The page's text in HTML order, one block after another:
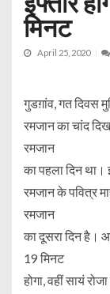
मिनट
April 25, 2020
गुडग़ांव, गत दिवस
रमजान का चांद
रमजान
का पहला दिन
रमजान के पवित्र
रमजान
का दूसरा दिन है।
19 मिनट
होगा, वहीं सायं